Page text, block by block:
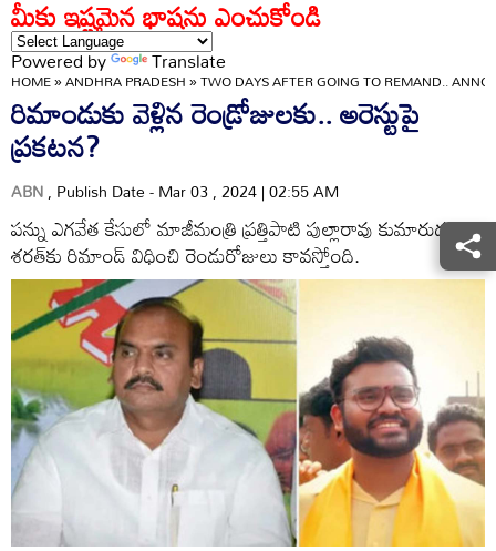
మీకు ఇష్టమైన భాషను ఎంచుకోండి
Powered by Translate
HOME»ANDHRA PRADESH»TWO DAYS AFTER GOING TO REMAND..
రిమాండుకు వెళ్లిన రెండ్రోజులకు.. అరెస్టుపై
ప్రకటన?
ABN, Publish Date - Mar 03 , 2024 | 02:55 AM
పన్ను ఎగవేత కేసులో మాజీమంత్రి ప్రత్తిపాటి పుల్లారావు కుమారుడు
శరత్‌కు రిమాండ్‌ విధించి రెండురోజులు కావస్తోంది.